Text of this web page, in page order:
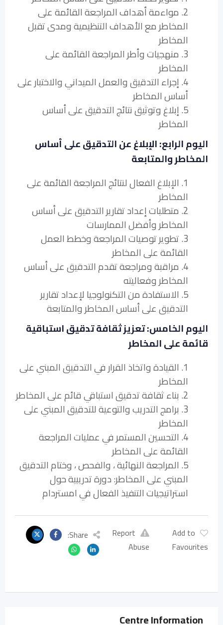
2. مواءمة أهداف المراجعة القائمة على
المخاطر مع الأهداف التنظيمية ومدى تقبل
المخاطر
3. منهجيات وأطر المراجعة القائمة على
المخاطر
4. إجراء التدقيق والعمل الميداني والاختبار على
أساس المخاطر
5. إبلاغ وتوثيق نتائج التدقيق على أساس
المخاطر
اليوم الرابع: الإبلاغ عن التدقيق على أساس
المخاطر والمتابعة
1. الإبلاغ الفعال لنتائج المراجعة القائمة على
المخاطر
2. متطلبات إعداد تقارير التدقيق على أساس
المخاطر وأفضل الممارسات
3. تطوير توصيات المراجعة وخطط العمل
القائمة على المخاطر
4. مراقبة ومراجعة تقدم التدقيق على أساس
المخاطر وفعاليته
5. الاستفادة من التكنولوجيا لإعداد تقارير
التدقيق على أساس المخاطر والمتابعة
اليوم الخامس: تعزيز ثقافة تدقيق استباقية
قائمة على المخاطر
1. القيادة واتخاذ القرار في التدقيق المبني على
المخاطر
2. بناء ثقافة تدقيق استباقي قائم على المخاطر
3. برامج التدريب والتوعية للتدقيق المبني على
المخاطر
4. التحسين المستمر في عمليات المراجعة
القائمة على المخاطر
5. المراجعة النهائية ، والفحص ، وختام التدقيق
المبني على المخاطر: دورة تدريبية حول
استراتيجيات التنفيذ الفعال في امستردام
Add to
Favourites
Report
Abuse
Share:
Centre Information